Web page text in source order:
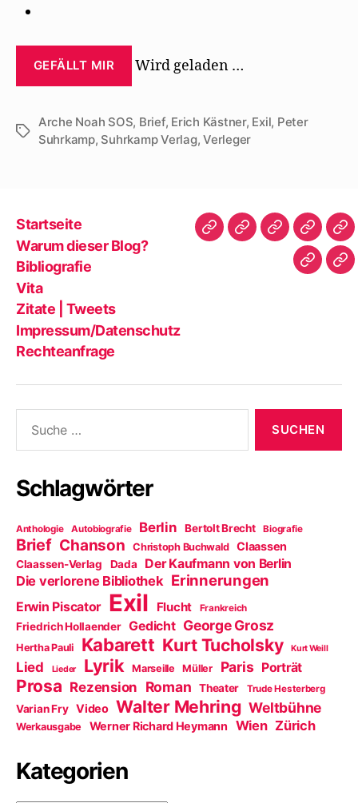
GEFÄLLT MIR Wird geladen …
Schlagwörter
Arche Noah SOS, Brief, Erich Kästner, Exil, Peter
Suhrkamp, Suhrkamp Verlag,Verleger
Startseite
Warum dieser Blog?
Bibliografie
Vita
Zitate | Tweets
Impressum/Datenschutz
Rechteanfrage
Startseite
WarumBibliografie
Vita
|
nach:
Schlagwörter
Anthologie Autobiografie Berlin Bertolt Brecht Biografie
Brief Chanson Christoph Buchwald Claassen
Claassen-Verlag Dada Der Kaufmann von Berlin
Die verlorene Bibliothek Erinnerungen
Erwin Piscator Exil Flucht Frankreich
Friedrich Hollaender Gedicht George Grosz
Hertha Pauli Kabarett Kurt Tucholsky Kurt Weill
Lied Lieder Lyrik Marseille Müller Paris Porträt
Prosa Rezension Roman Theater Trude Hesterberg
Varian Fry Video Walter Mehring Weltbühne
Werkausgabe Werner Richard Heymann Wien Zürich
Kategorien